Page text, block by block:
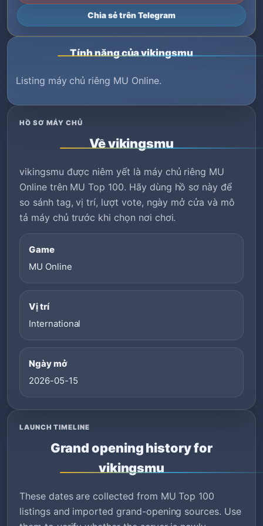
Chia sẻ trên Telegram
Tính năng của vikingsmu
Listing máy chủ riêng MU Online.
HỒ SƠ MÁY CHỦ
Về vikingsmu
vikingsmu được niêm yết là máy chủ riêng MU
Online trên MU Top 100. Hãy dùng hồ sơ này để
so sánh tag, vị trí, lượt vote, ngày mở cửa và mô
tả máy chủ trước khi chọn nơi chơi.
Game
MU Online
Vị trí
International
Ngày mở
2026-05-15
LAUNCH TIMELINE
Grand opening history for
vikingsmu
These dates are collected from MU Top 100
listings and imported grand-opening sources. Use